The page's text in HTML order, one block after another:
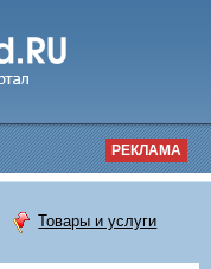
РЕКЛАМА
Товары и услуги